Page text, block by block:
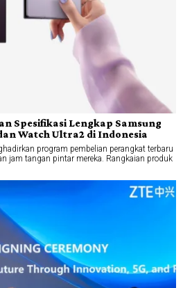
Spesifikasi Lengkap Samsung
Watch Ultra2 di Indonesia
program pembelian perangkat terbaru
jam tangan pintar mereka. Rangkaian produk